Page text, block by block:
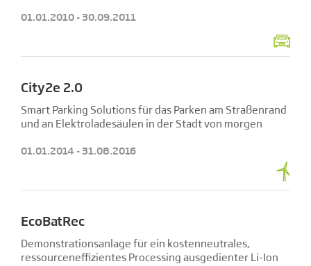
01.01.2010 - 30.09.2011
City2e 2.0
Smart Parking Solutions für das Parken am Straßenrand
und an Elektroladesäulen in der Stadt von morgen
01.01.2014 - 31.08.2016
EcoBatRec
Demonstrationsanlage für ein kostenneutrales,
ressourceneffizientes Processing ausgedienter Li-Ion